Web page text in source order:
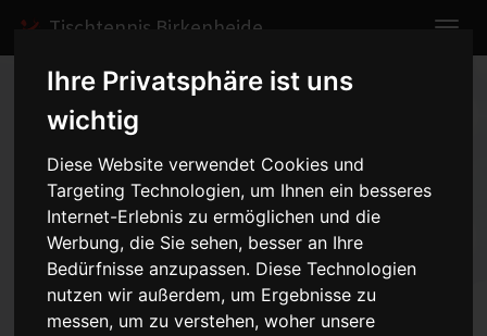
Ihre Privatsphäre ist uns
wichtig
Diese Website verwendet Cookies und
Targeting Technologien, um Ihnen ein besseres
Internet-Erlebnis zu ermöglichen und die
Werbung, die Sie sehen, besser an Ihre
Bedürfnisse anzupassen. Diese Technologien
nutzen wir außerdem, um Ergebnisse zu
messen, um zu verstehen, woher unsere
Tischtennis Birkenheide
Home Berichte 2006 BRLQ in Altrip
BRLQ in Altrip- 05.04.2006
Die TT - Abt. ASV Birkenheide stellte mit 12 Teilnehmer/innen das
größte Kontingent bei der BRLQ in Altrip. Davon konnten sich 11
unserer Mädchen und Jungs für die Bezirksrangliste in 14 Tagen
qualifizieren. In 5er Gruppen wurde gespielt und die 3